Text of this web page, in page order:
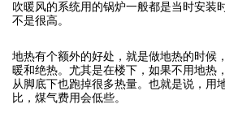
吹暖风的系统用的锅炉一般都是当时安装
不是很高。
地热有个额外的好处，就是做地热的时候
暖和绝热。尤其是在楼下，如果不用地热
从脚底下也跑掉很多热量。也就是说，用
比，煤气费用会低些。